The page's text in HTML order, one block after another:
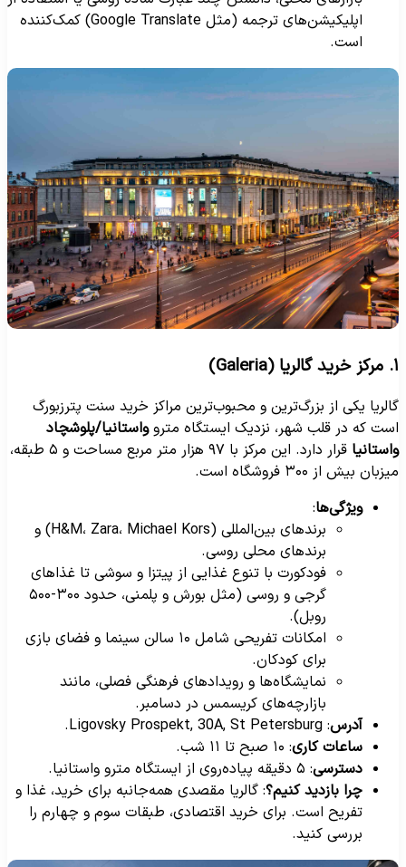
اپلیکیشن‌های ترجمه (مثل Google Translate) کمک‌کننده
است.
یکی از بزرگ‌ترین و محبوب‌ترین مراکز خرید سنت پترزبورگ
که در قلب شهر، نزدیک ایستگاه متروواستانیا/پلوشچاد
قرار دارد. این مرکز با ۹۷ هزار متر مربع مساحت و ۵ طبقه،
بیش از ۳۰۰ فروشگاه است.
ویژگی‌ها:
برندهای بین‌المللی (H&M، Zara، Michael Kors) و
برندهای محلی روسی.
فودکورت با تنوع غذایی از پیتزا و سوشی تا غذاهای
گرجی و روسی (مثل بورش و پلمنی، حدود ۳۰۰-۵۰۰
روبل).
امکانات تفریحی شامل ۱۰ سالن سینما و فضای بازی
برای کودکان.
نمایشگاه‌ها و رویدادهای فرهنگی فصلی، مانند
بازارچه‌های کریسمس در دسامبر.
آدرس: Ligovsky Prospekt, 30A, St Petersburg.
ساعات کاری: ۱۰ صبح تا ۱۱ شب.
دسترسی: ۵ دقیقه پیاده‌روی از ایستگاه مترو واستانیا.
چرا بازدید کنیم؟: گالریا مقصدی همه‌جانبه برای خرید، غذا و
تفریح است. برای خرید اقتصادی، طبقات سوم و چهارم را
بررسی کنید.